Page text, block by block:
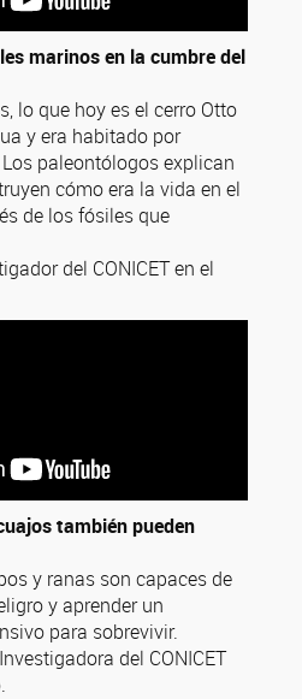
marinos en la cumbre del
lo que hoy es el cerro Otto
y era habitado por
paleontólogos explican
cómo era la vida en el
de los fósiles que
del CONICET en el
también pueden
y ranas son capaces de
y aprender un
para sobrevivir.
Investigadora del CONICET